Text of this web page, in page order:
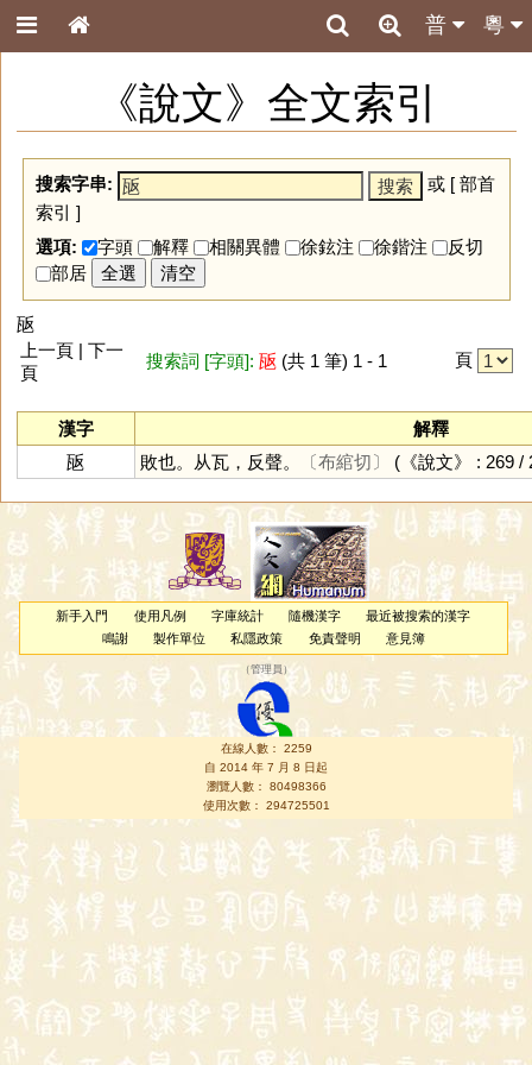
粵
普
《說文》全文索引
搜索字串: 或 [ 部首
索引 ]
選項:
字頭 解釋 相關異體 徐鉉注 徐鍇注
反切
部居
全選 清空
瓪
上一頁 | 下一
頁
搜索詞 [字頭]: 瓪 (共 1 筆) 1 - 1 頁
漢字
解釋
瓪
敗也。从瓦，反聲。 〔布綰切〕 (《說文》 : 269 /
新手入門 使用凡例 字庫統計 隨機漢字
最近被搜索的漢字
鳴謝
製作單位 私隱政策 免責聲明 意見簿
（管理員 ）
在線人數： 2259
自 2014 年 7 月 8 日起
瀏覽人數： 80498366
使用次數： 294725501